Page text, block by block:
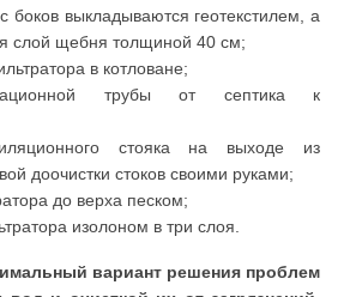
боков выкладываются геотекстилем, а
слой щебня толщиной 40 см;
в котловане;
трубы от септика к
стояка на выходе из
доочистки стоков своими руками;
до верха песком;
изолоном в три слоя.
вариант решения проблем